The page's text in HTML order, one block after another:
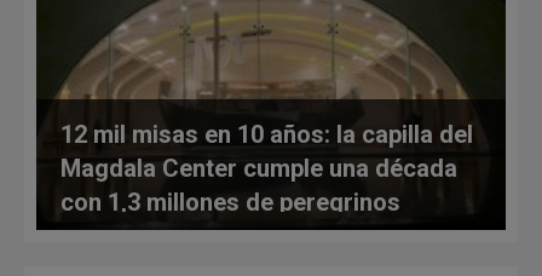
12 mil misas en 10 años: la capilla del
Magdala Center cumple una década
con 1,3 millones de peregrinos